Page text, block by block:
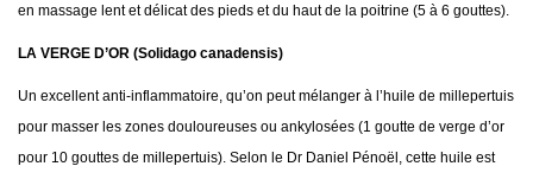
en massage lent et délicat des pieds et du haut de la poitrine (5 à 6 gouttes).
LA VERGE D’OR (Solidago canadensis)
Un excellent anti-inflammatoire, qu’on peut mélanger à l’huile de millepertuis
pour masser les zones douloureuses ou ankylosées (1 goutte de verge d’or
pour 10 gouttes de millepertuis). Selon le Dr Daniel Pénoël, cette huile est